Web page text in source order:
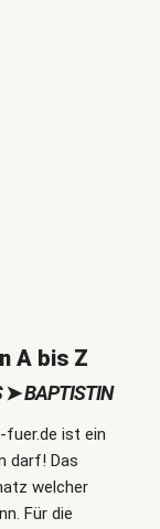
A bis Z
➤BAPTISTIN
ist ein
darf! Das
welcher
Für die